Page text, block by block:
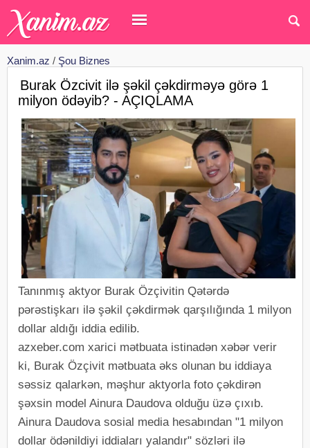
Xanim.az / Şou Biznes
Burak Özcivit ilə şəkil çəkdirməyə görə 1
milyon ödəyib? - AÇIQLAMA
Tanınmış aktyor Burak Özçivitin Qətərdə
pərəstişkarı ilə şəkil çəkdirmək qarşılığında 1 milyon
dollar aldığı iddia edilib.
azxeber.com xarici mətbuata istinadən xəbər verir
ki, Burak Özçivit mətbuata əks olunan bu iddiaya
səssiz qalarkən, məşhur aktyorla foto çəkdirən
şəxsin model Ainura Daudova olduğu üzə çıxıb.
Ainura Daudova sosial media hesabından "1 milyon
dollar ödənildiyi iddiaları yalandır" sözləri ilə